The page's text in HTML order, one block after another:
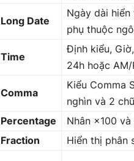
Long Date
Ngày dài
phụ thuộc
Time
Định kiểu,
24h hoặc
Comma
Kiểu Comma
nghìn và 2
Percentage Nhân ×100
Fraction Hiển thị phân